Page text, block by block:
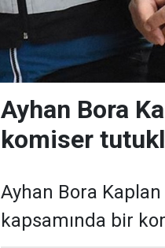
Ayhan Bora
komiser
Ayhan Bora
kapsamında bir